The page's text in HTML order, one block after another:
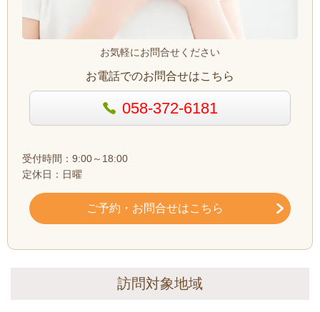
お気軽にお問合せください
お電話でのお問合せはこちら
058-372-6181
受付時間：9:00～18:00
定休日：日曜
ご予約・お問合せはこちら
訪問対象地域